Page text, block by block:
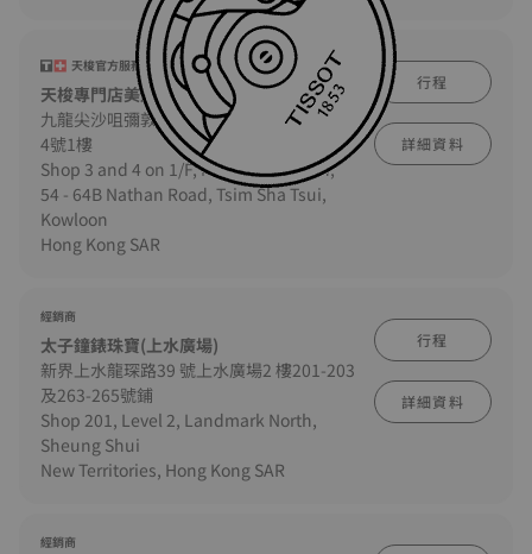
天梭官方服務中心
天梭專門店美麗都大廈
九龍尖沙咀彌敦道54-64B 號美麗都大廈3-
4號1樓
Shop 3 and 4 on 1/F, Mirador Mansion,
54 - 64B Nathan Road, Tsim Sha Tsui,
Kowloon
Hong Kong SAR
行程
詳細資料
經銷商
太子鐘錶珠寶(上水廣場)
新界上水龍琛路39 號上水廣場2 樓201-203
及263-265號鋪
Shop 201, Level 2, Landmark North,
Sheung Shui
New Territories, Hong Kong SAR
行程
詳細資料
經銷商